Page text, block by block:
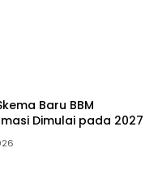
Baru BBM
Dimulai pada 2027